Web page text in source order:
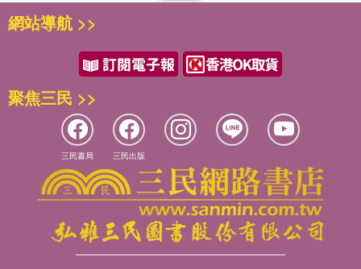
網站導航 >>
聚焦三民 >>
三民書局 三民出版